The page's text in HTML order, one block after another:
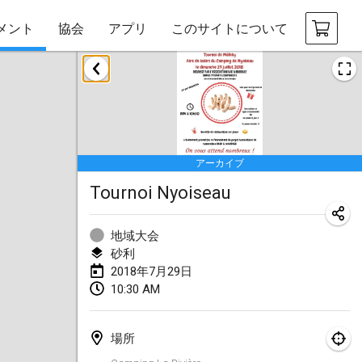
ント 協会 アプリ このサイトについて
アーカイブ
Tournoi Nyoiseau
地域大会
砂利
2018年7月29日
10:30 AM
場所
2018年1月
Open des rois de Mölkky
2018年1月21日|フランス
Individuel du Garo
2018年1月21日|フランス
Tournoi d'Hiver
2018年1月27日
2018年2月